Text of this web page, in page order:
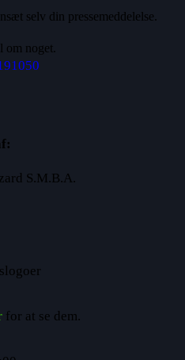
selv din pressemeddelelse.
om noget.
S.M.B.A.
for at se dem.